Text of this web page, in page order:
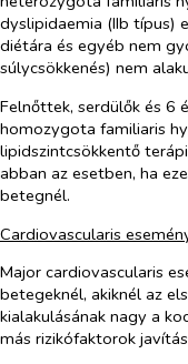
dyslipidaemia (IIb típus)
diétára és egyéb nem
súlycsökkenés) nem
Felnőttek, serdülők és 6
homozygota familiaris
lipidszintcsökkentő
abban az esetben, ha
betegnél.
Cardiovascularis
Major cardiovascularis
betegeknél, akiknél az
kialakulásának nagy a
más rizikófaktorok